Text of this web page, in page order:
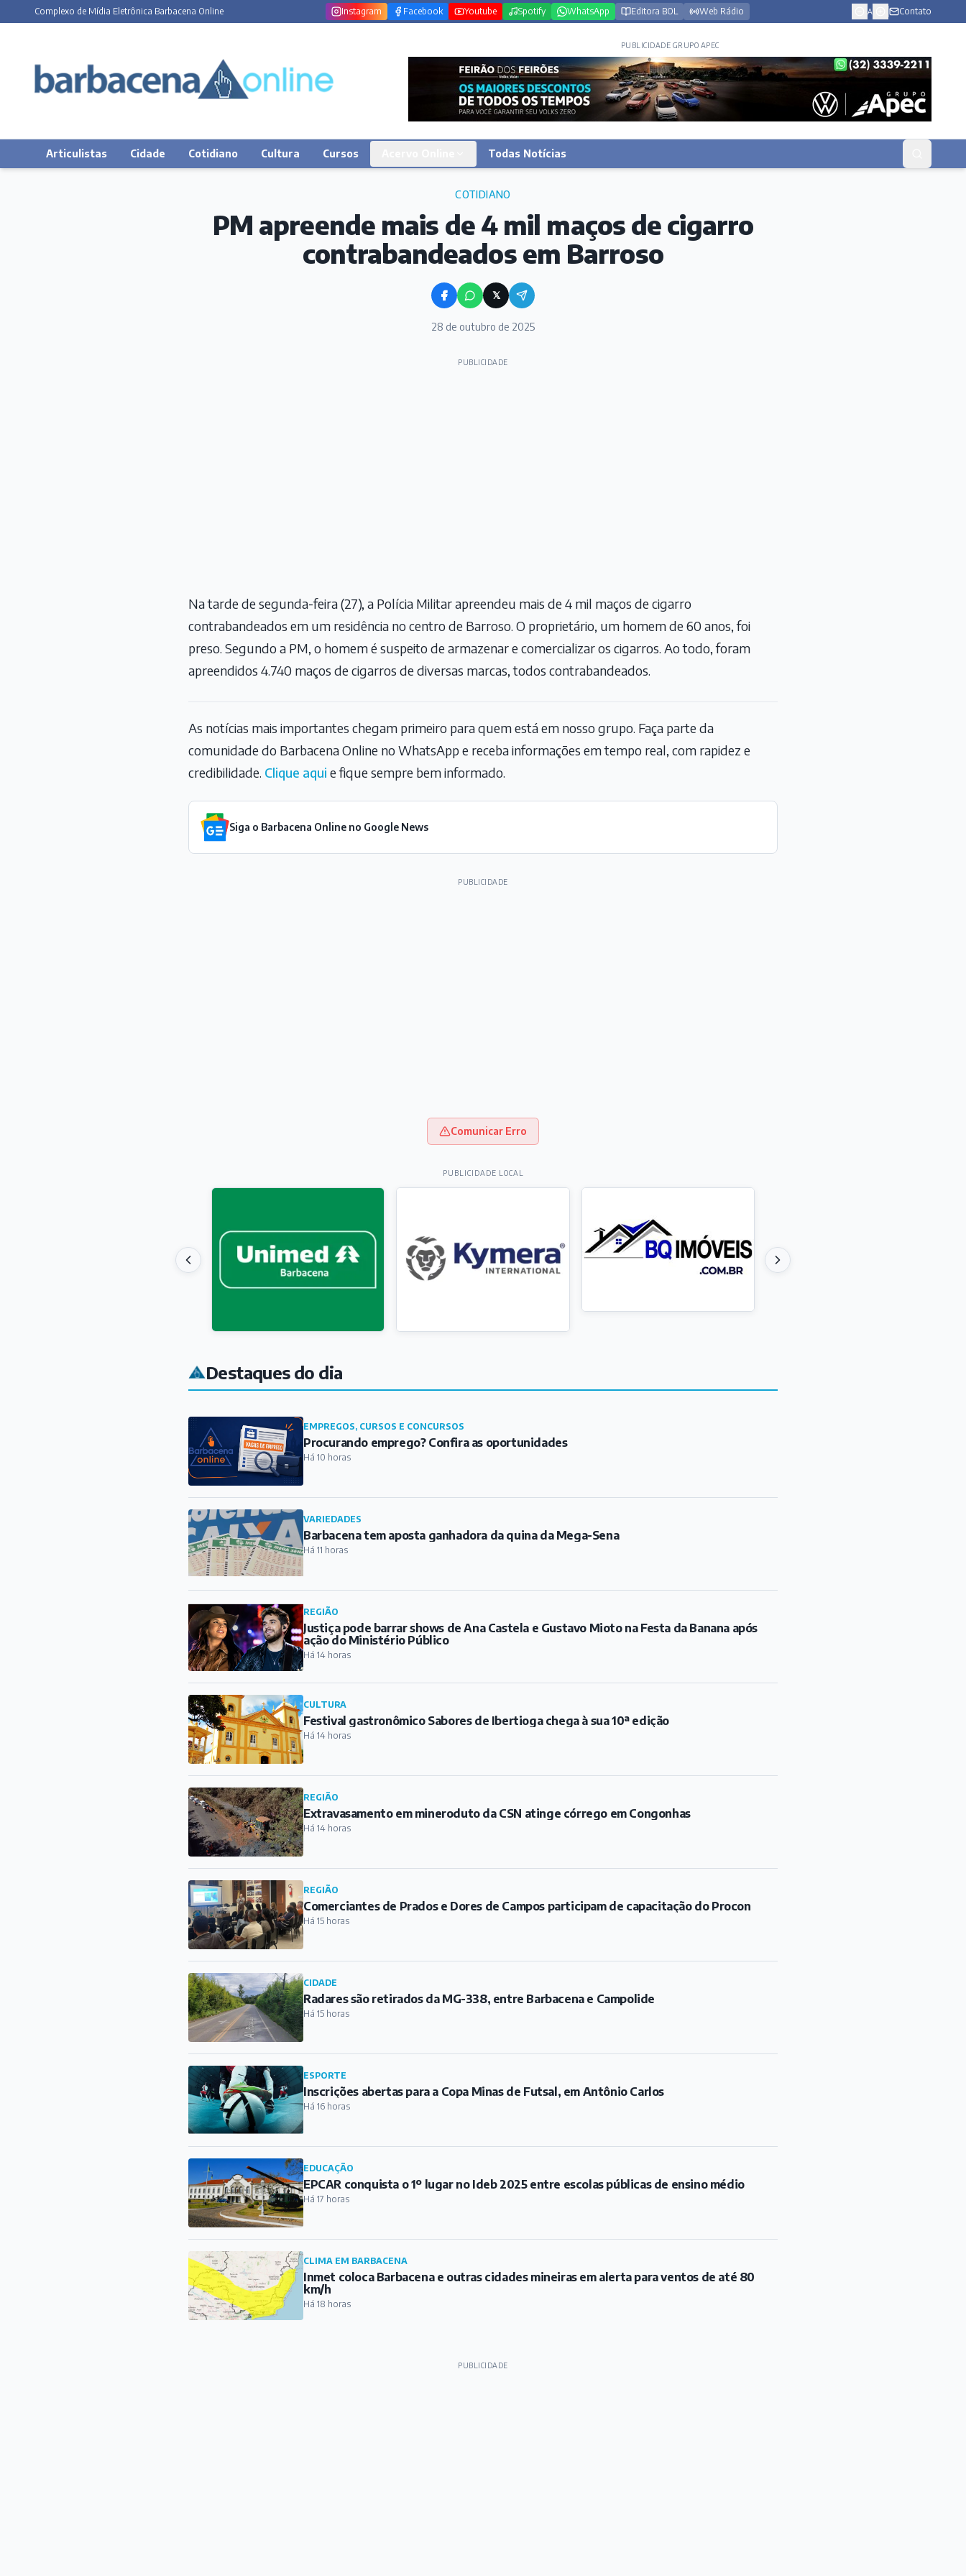
Complexo de Mídia Eletrônica Barbacena Online Instagram Facebook Youtube Spotify WhatsApp Editora BOL Web Rádio A Contato
PUBLICIDADE GRUPO APEC
Articulistas Cidade Cotidiano Cultura Cursos Todas Notícias
COTIDIANO
PM apreende mais de 4 mil maços de cigarro
contrabandeados em Barroso
𝕏
28 de outubro de 2025
PUBLICIDADE
Na tarde de segunda-feira (27), a Polícia Militar apreendeu mais de 4 mil maços de cigarro
contrabandeados em um residência no centro de Barroso. O proprietário, um homem de 60 anos, foi
preso. Segundo a PM, o homem é suspeito de armazenar e comercializar os cigarros. Ao todo, foram
apreendidos 4.740 maços de cigarros de diversas marcas, todos contrabandeados.
As notícias mais importantes chegam primeiro para quem está em nosso grupo. Faça parte da
comunidade do Barbacena Online no WhatsApp e receba informações em tempo real, com rapidez e
credibilidade. Clique aqui e fique sempre bem informado.
Siga o Barbacena Online no Google News
PUBLICIDADE
Comunicar Erro
PUBLICIDADE LOCAL
Destaques do dia
EMPREGOS, CURSOS E CONCURSOS
Procurando emprego? Confira as oportunidades
Há 10 horas
VARIEDADES
Barbacena tem aposta ganhadora da quina da Mega-Sena
Há 11 horas
REGIÃO
Justiça pode barrar shows de Ana Castela e Gustavo Mioto na Festa da Banana após
ação do Ministério Público
Há 14 horas
CULTURA
Festival gastronômico Sabores de Ibertioga chega à sua 10ª edição
Há 14 horas
REGIÃO
Extravasamento em mineroduto da CSN atinge córrego em Congonhas
Há 14 horas
REGIÃO
Comerciantes de Prados e Dores de Campos participam de capacitação do Procon
Há 15 horas
CIDADE
Radares são retirados da MG-338, entre Barbacena e Campolide
Há 15 horas
ESPORTE
Inscrições abertas para a Copa Minas de Futsal, em Antônio Carlos
Há 16 horas
EDUCAÇÃO
EPCAR conquista o 1º lugar no Ideb 2025 entre escolas públicas de ensino médio
Há 17 horas
CLIMA EM BARBACENA
Inmet coloca Barbacena e outras cidades mineiras em alerta para ventos de até 80
km/h
Há 18 horas
PUBLICIDADE